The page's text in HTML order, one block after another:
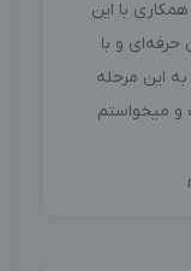
با این
حرفه‌ای و با
به این مرحله
و میخواستم